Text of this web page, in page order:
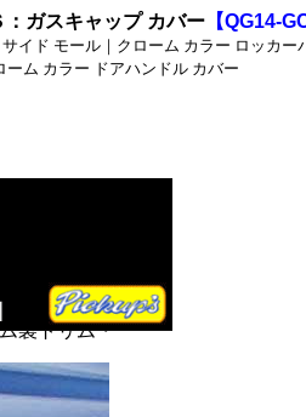
グ_ワゴン_クロー
ローム製ロ
製トリム・
ガスキャップ カバー 【QG14-
イド モール｜クローム カラー ロッカー
ム カラー ドアハンドル カバー